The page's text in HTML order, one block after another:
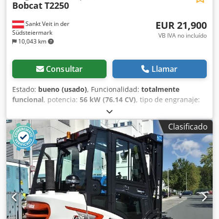
Sankt Veit in der
Südsteiermark
10,043 km
BobcatT2250
EUR 21,900
VB IVA no incluído
Consultar Llamar
Estado: bueno (usado), Funcionalidad: totalmente
funcional, potencia: 56 kW (76.14 CV), tipo de engranaje:
, tipo de combustible:
elevación:2,200 kg/m, Año de fabricación:2008, horas de
funcionamiento:4,871 h, Equipamiento: cabina, horquillas
para palés , Cargadora telescópica BOBCAT T2250 Año de
fabricación: 2008 Según contador: 4.871 horas Capacidad
de elevación: 2,2 toneladas Altura de elevación: 5 metros
Potencia: 56 kW Transmisión hidrostática de 2 velocidades
Altura total: solo 198 cm Ancho total: solo 190 cm - Incluye
horquilla - Acoplamiento rápido mecánico - Circuito
auxiliar hasta el soporte de la horquilla - Tracción a las
cuatro ruedas - 3 modos de dirección - Control mediante
Clasificado